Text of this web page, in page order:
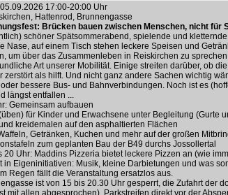
17:00-20:00 Uhr
Hattenrod, Brunnengasse
Brücken bauen zwischen Menschen, nicht für
schöner Spätsommerabend, spielende und
Nase, auf einem Tisch stehen leckere Speisen und
um über das Zusammenleben in Reiskirchen zu
Art unserer Mobilität. Einige streiten darüber, ob
zerstört als hilft. Und nicht ganz andere Sachen wichtig
bessere Bus- und Bahnverbindungen. Noch ist es
längst entfallen ...
Gemeinsam aufbauen
für Kinder und Erwachsene unter Begleitung (Gurte
kreidemalen auf den asphaltierten Flächen
Getränken, Kuchen und mehr auf der großen
zum geplanten Bau der B49 durchs Jossollertal
20 Uhr: Maddins Pizzeria bietet leckere Pizzen an (wie
in Eigeninitiativen: Musik, kleine Darbietungen und was
Regen fällt die Veranstaltung ersatzlos aus.
ist von 15 bis 20.30 Uhr gesperrt, die Zufahrt der
mit allen abgesprochen). Parkstreifen direkt vor der